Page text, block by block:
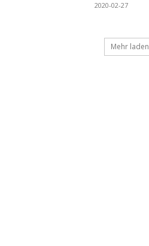
2020-02-27
Mehr laden